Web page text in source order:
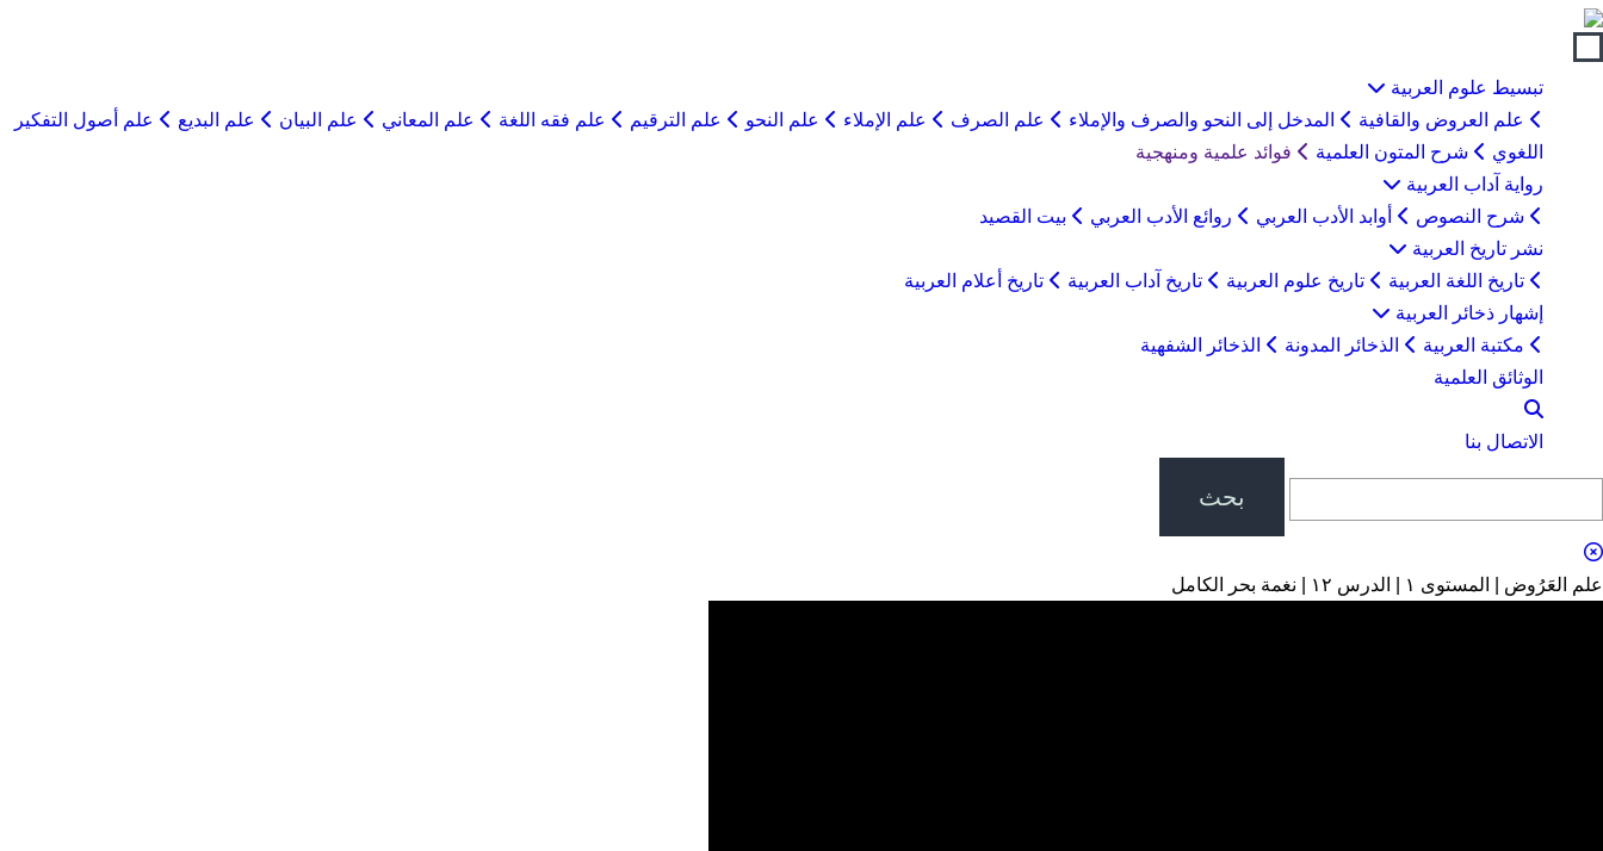
التخطي
المحتوىتبسيط علوم العربية
علم العروض والقافية
المدخل إلى النحو والصرف والإملاء علم الصرف علم الإملاء علم النحو علم الترقيم علم فقه اللغة علم المعاني علم البيان علم البديع
علم أصول التفكير
اللغوي
شرح المتون العلمية
فوائد علمية ومنهجية
رواية آداب العربية
شرح النصوص
أوابد الأدب العربي روائع الأدب العربي
بيت القصيد
نشر تاريخ العربية
تاريخ اللغة العربية
تاريخ علوم العربية تاريخ آداب العربية
تاريخ أعلام العربية
إشهار ذخائر العربية
مكتبة العربية
الذخائر المدونة
الذخائر الشفهية
الوثائق العلمية
الاتصال بنا
علم العَرُوض | المستوى ١ | الدرس ١٢ | نغمة بحر الكامل